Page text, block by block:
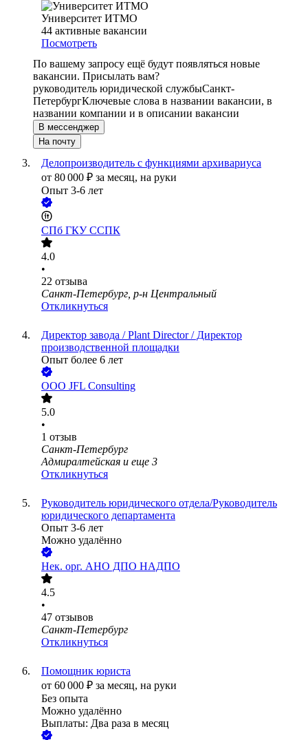
Университет ИТМО
44 активные вакансии
Посмотреть
По вашему запросу ещё будут появляться новые
вакансии. Присылать вам?
руководитель юридической службыСанкт-
ПетербургКлючевые слова в названии вакансии, в
названии компании и в описании вакансии
В мессенджер
На почту
Делопроизводитель с функциями архивариуса
от 80 000 ₽ за месяц, на руки
Опыт 3-6 лет
СПб ГКУ ССПК
4.0
•
22 отзыва
Санкт-Петербург, р-н Центральный
Откликнуться
Директор завода / Plant Director / Директор
производственной площадки
Опыт более 6 лет
ООО JFL Consulting
5.0
•
1 отзыв
Санкт-Петербург
Адмиралтейская и еще 3
Откликнуться
Руководитель юридического отдела/Руководитель
юридического департамента
Опыт 3-6 лет
Можно удалённо
Нек. орг. АНО ДПО НАДПО
4.5
•
47 отзывов
Санкт-Петербург
Откликнуться
Помощник юриста
от 60 000 ₽ за месяц, на руки
Без опыта
Можно удалённо
Выплаты: Два раза в месяц